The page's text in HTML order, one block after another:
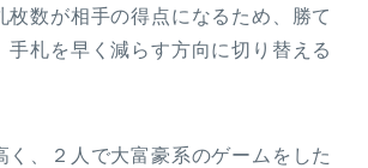
枚数が相手の得点になるため、勝て
手札を早く減らす方向に切り替える
く、２人で大富豪系のゲームをした